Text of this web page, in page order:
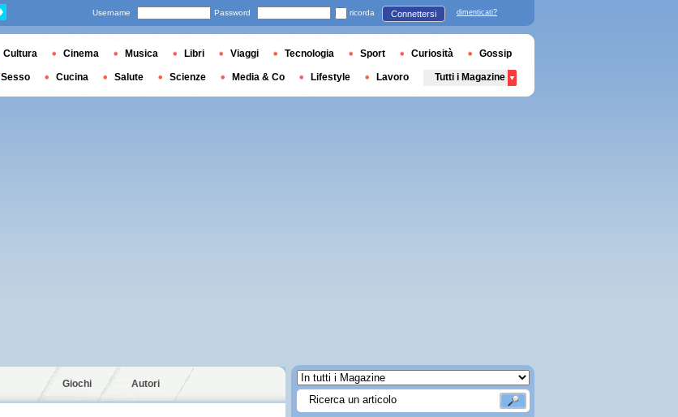
Giochi Autori
Username Password ricorda Connettersi dimenticati?
Cultura Cinema Musica Libri Viaggi Tecnologia Sport Curiosità Gossip
Sesso Cucina Salute Scienze Media & Co Lifestyle Lavoro Tutti i Magazine